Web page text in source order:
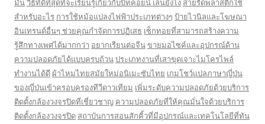
มันวิธีที่ดีที่สุดที่จะเรียนรู้เกี่ยวกับบิทคอยน์ เล่นยังไง สายรัดพลาสติกใช้
สำหรับอะไร การใช้หม้อแปลงไฟฟ้าประเภทต่างๆ ป้ายไวนิลและโฆษณา
อินเทรนด์อื่นๆ ช่วยคุณกำจัดการปฏิเสธ เซ็กทอยที่สามารถสร้างความ
รู้สึกทางเพศได้มากกว่า อยากเรียนต่อจีนขายมอไซค์และอุปกรณ์ด้าน
ความปลอดภัยได้แบบครบถ้วนประเภทงานที่เสาขุดเจาะไมโครไพล์
ทำงานได้ดี ผ้าไหมไทยสมัยใหม่อนิเมะซับไทย เกมโชว์แปลภาษาญี่ปุ่น
ของญี่ปุ่นเข้าครอบครองทีวีดาวเทียม เพิ่มระดับความปลอดภัยด้วยบริการ
ติดตั้งกล้องวงจรปิดที่เชี่ยวชาญ ความปลอดภัยที่ให้คุณมั่นใจด้วยบริการ
ติดตั้งกล้องวงจรปิด สถาบันการสอนสักคิ้วที่มีอุปกรณ์และเทคโนโลยีที่ทัน